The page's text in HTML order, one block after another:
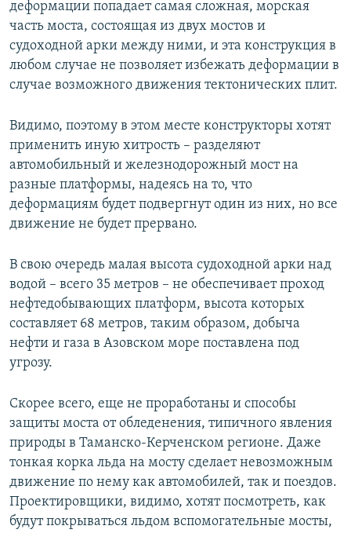
деформации попадает самая сложная, морская
часть моста, состоящая из двух мостов и
судоходной арки между ними, и эта конструкция в
любом случае не позволяет избежать деформации в
случае возможного движения тектонических плит.
Видимо, поэтому в этом месте конструкторы хотят
применить иную хитрость – разделяют
автомобильный и железнодорожный мост на
разные платформы, надеясь на то, что
деформациям будет подвергнут один из них, но все
движение не будет прервано.
В свою очередь малая высота судоходной арки над
водой – всего 35 метров – не обеспечивает проход
нефтедобывающих платформ, высота которых
составляет 68 метров, таким образом, добыча
нефти и газа в Азовском море поставлена под
угрозу.
Скорее всего, еще не проработаны и способы
защиты моста от обледенения, типичного явления
природы в Таманско-Керченском регионе. Даже
тонкая корка льда на мосту сделает невозможным
движение по нему как автомобилей, так и поездов.
Проектировщики, видимо, хотят посмотреть, как
будут покрываться льдом вспомогательные мосты,